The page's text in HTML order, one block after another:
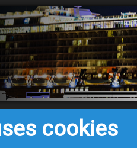
cookies